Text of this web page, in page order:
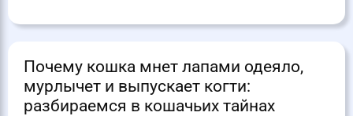
Почему кошка мнет лапами одеяло,
мурлычет и выпускает когти:
разбираемся в кошачьих тайнах